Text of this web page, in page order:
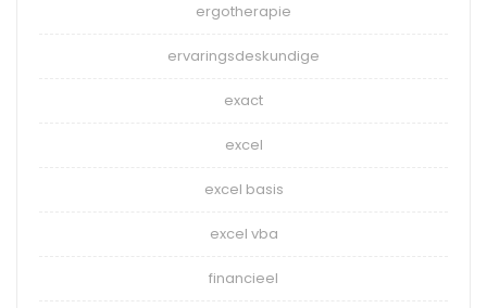
ergotherapie
ervaringsdeskundige
exact
excel
excel basis
excel vba
financieel